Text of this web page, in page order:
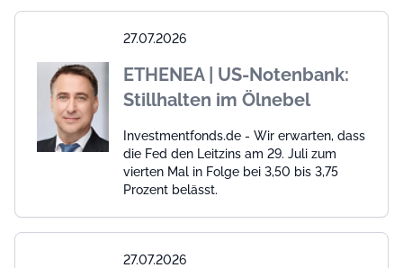
27.07.2026
ETHENEA | US-Notenbank:
Stillhalten im Ölnebel
Investmentfonds.de - Wir erwarten, dass
die Fed den Leitzins am 29. Juli zum
vierten Mal in Folge bei 3,50 bis 3,75
Prozent belässt.
27.07.2026